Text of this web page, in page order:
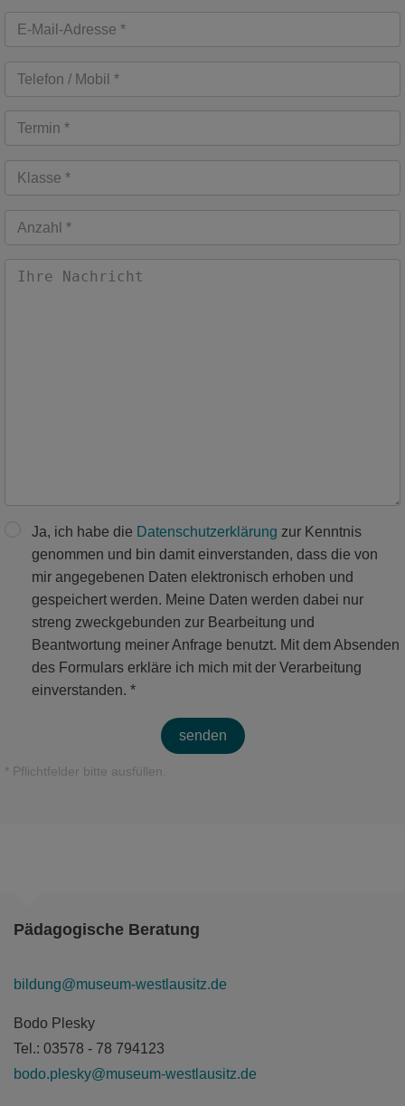
Ja, ich habe die Datenschutzerklärung zur Kenntnis
genommen und bin damit einverstanden, dass die von
mir angegebenen Daten elektronisch erhoben und
gespeichert werden. Meine Daten werden dabei nur
streng zweckgebunden zur Bearbeitung und
Beantwortung meiner Anfrage benutzt. Mit dem Absenden
des Formulars erkläre ich mich mit der Verarbeitung
einverstanden. *
senden
* Pflichtfelder bitte ausfüllen.
Pädagogische Beratung
bildung@museum-westlausitz.de
Bodo Plesky
Tel.: 03578 - 78 794123
bodo.plesky@museum-westlausitz.de